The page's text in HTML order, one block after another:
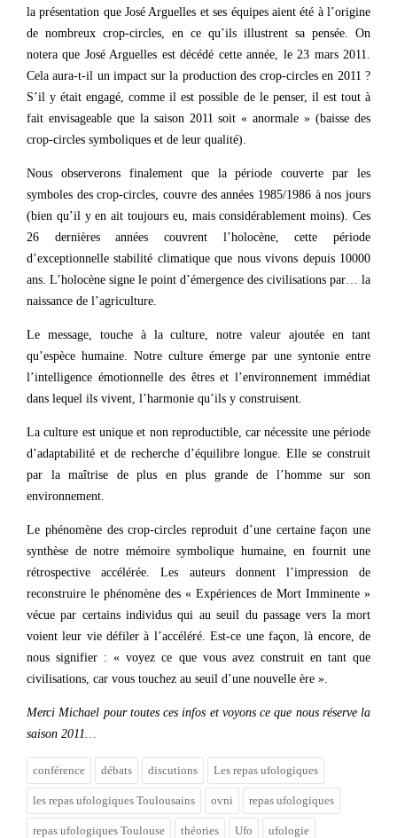
la présentation que José Arguelles et ses équipes aient été à l’origine
de nombreux crop-circles, en ce qu’ils illustrent sa pensée. On
notera que José Arguelles est décédé cette année, le 23 mars 2011.
Cela aura-t-il un impact sur la production des crop-circles en 2011 ?
S’il y était engagé, comme il est possible de le penser, il est tout à
fait envisageable que la saison 2011 soit « anormale » (baisse des
crop-circles symboliques et de leur qualité).
Nous observerons finalement que la période couverte par les
symboles des crop-circles, couvre des années 1985/1986 à nos jours
(bien qu’il y en ait toujours eu, mais considérablement moins). Ces
26 dernières années couvrent l’holocène, cette période
d’exceptionnelle stabilité climatique que nous vivons depuis 10000
ans. L’holocène signe le point d’émergence des civilisations par… la
naissance de l’agriculture.
Le message, touche à la culture, notre valeur ajoutée en tant
qu’espèce humaine. Notre culture émerge par une syntonie entre
l’intelligence émotionnelle des êtres et l’environnement immédiat
dans lequel ils vivent, l’harmonie qu’ils y construisent.
La culture est unique et non reproductible, car nécessite une période
d’adaptabilité et de recherche d’équilibre longue. Elle se construit
par la maîtrise de plus en plus grande de l’homme sur son
environnement.
Le phénomène des crop-circles reproduit d’une certaine façon une
synthèse de notre mémoire symbolique humaine, en fournit une
rétrospective accélérée. Les auteurs donnent l’impression de
reconstruire le phénomène des « Expériences de Mort Imminente »
vécue par certains individus qui au seuil du passage vers la mort
voient leur vie défiler à l’accéléré. Est-ce une façon, là encore, de
nous signifier : « voyez ce que vous avez construit en tant que
civilisations, car vous touchez au seuil d’une nouvelle ère ».
Merci Michael pour toutes ces infos et voyons ce que nous réserve la
saison 2011…
conférence débats discutions Les repas ufologiques
les repas ufologiques Toulousains ovni repas ufologiques
repas ufologiques Toulouse théories Ufo ufologie